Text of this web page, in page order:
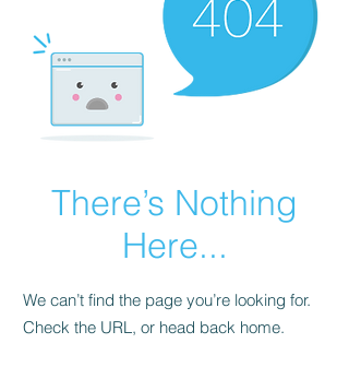
There’s Nothing
Here...
We can’t find the page you’re looking for.
Check the URL, or head back home.